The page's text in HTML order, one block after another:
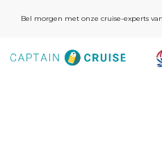
Bel morgen met onze cruise-experts